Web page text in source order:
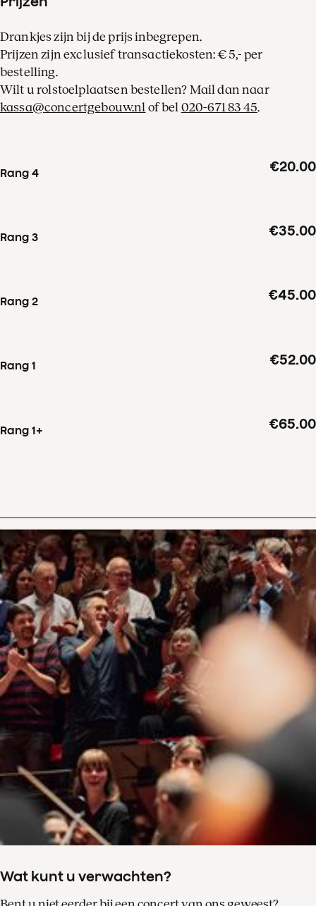
Tsjaikovski’s symfonische
oeuvre.
Drankjes zijn bij de prijs inbegrepen.
Prijzen zijn exclusief transactiekosten: € 5,- per
bestelling.
Wilt u rolstoelplaatsen bestellen? Mail dan naar
kassa@concertgebouw.nl of bel 020-671 83 45.
Rang 4 €20.00
Rang 3 €35.00
Rang 2 €45.00
Rang 1 €52.00
Rang 1+ €65.00
Wat kunt u verwachten?